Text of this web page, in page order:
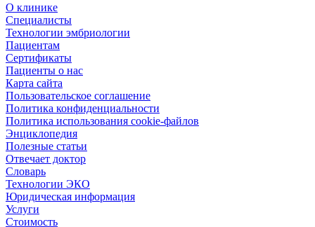
О клинике
Специалисты
Технологии эмбриологии
Пациентам
Сертификаты
Пациенты о нас
Карта сайта
Пользовательское соглашение
Политика конфиденциальности
Политика использования cookie-файлов
Энциклопедия
Полезные статьи
Отвечает доктор
Словарь
Технологии ЭКО
Юридическая информация
Услуги
Стоимость